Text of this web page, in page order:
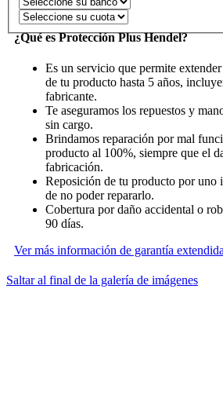
¿Qué es Protección Plus Hendel?
Es un servicio que permite
de tu producto hasta 5 años,
fabricante.
Te aseguramos los repuestos y
sin cargo.
Brindamos reparación por mal
producto al 100%, siempre que el
fabricación.
Reposición de tu producto por uno
de no poder repararlo.
Cobertura por daño accidental o
90 días.
Ver más información de garantía
Saltar al final de la galería de imágenes